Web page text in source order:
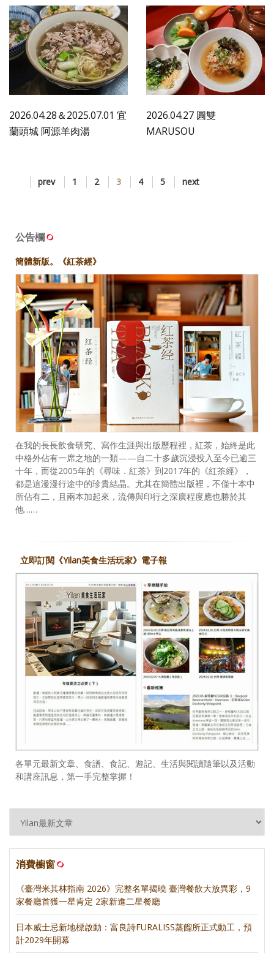
2026.04.28＆2025.07.01 宜
蘭頭城 阿源羊肉湯
2026.04.27 圓雙
MARUSOU
prev 1 2 3 4 5 next
公告欄
簡體新版。《紅茶經》
在我的長長飲食研究、寫作生涯與出版歷程裡，紅茶，始終是此
中格外佔有一席之地的一類——自二十多歲沉浸投入至今已逾三
十年，而從2005年的《尋味．紅茶》到2017年的《紅茶經》，
都是這漫漫行途中的珍貴結晶。尤其在簡體出版裡，不僅十本中
所佔有二，且兩本加起來，流傳與印行之深廣程度應也勝於其
他……
立即訂閱《Yilan美食生活玩家》電子報
各單元最新文章、食譜、食記、遊記、生活與閱讀隨筆以及活動
和講座訊息，第一手完整掌握！
消費櫥窗
《臺灣米其林指南 2026》完整名單揭曉 臺灣餐飲大放異彩，9
家餐廳首獲一星肯定 2家新進二星餐廳
日本威士忌新地標啟動：富良詩FURALISS蒸餾所正式動工，預
計2029年開幕